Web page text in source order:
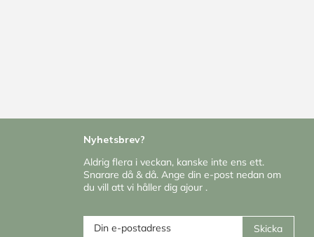
Nyhetsbrev?
Aldrig flera i veckan, kanske inte ens ett.
Snarare då & då. Ange din e-post nedan om
du vill att vi håller dig ajour .
Skicka